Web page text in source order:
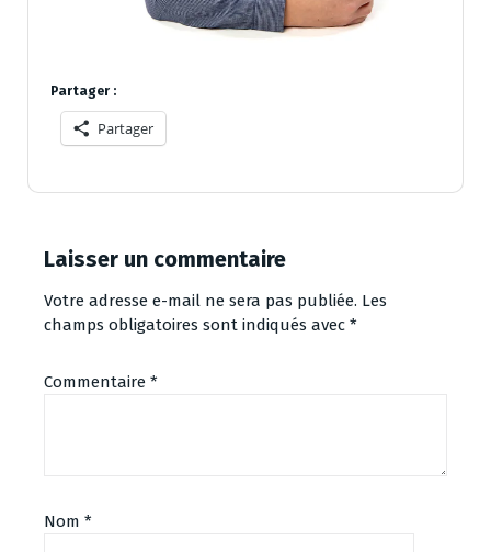
Partager :
Partager
Laisser un commentaire
Votre adresse e-mail ne sera pas publiée. Les
champs obligatoires sont indiqués avec *
Commentaire *
Nom *